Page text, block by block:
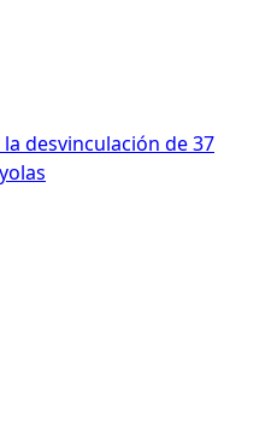
desvinculación de 37